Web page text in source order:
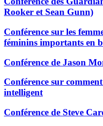
Rooker et Sean Gunn)
Conférence sur les
féminins importants en
Conférence de Jason
Conférence sur
intelligent
Conférence de Steve